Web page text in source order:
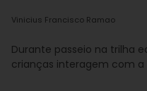
Vinicius Francisco Ramao
Durante passeio na trilha
crianças interagem com a